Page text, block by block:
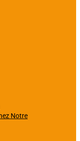
Notre